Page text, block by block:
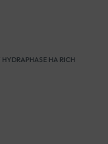
HA RICH